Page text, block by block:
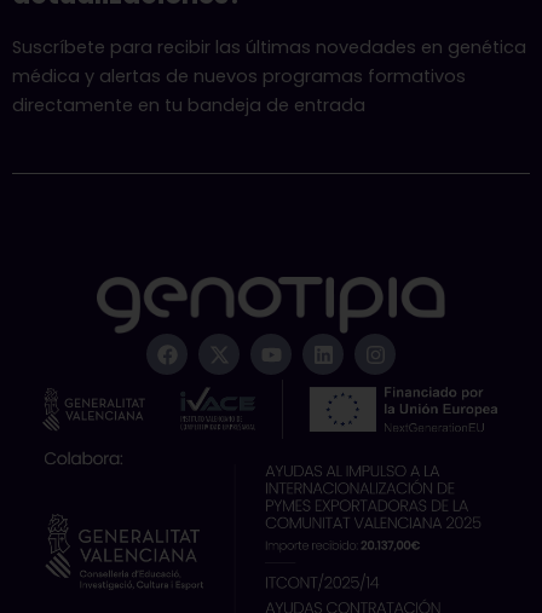
Suscríbete para recibir las últimas novedades en genética
médica y alertas de nuevos programas formativos
directamente en tu bandeja de entrada
F
a
c
X
-
t
w
i
Y
o
u
e
L
i
n
k
e
i
n
I
n
s
a
r
a
m